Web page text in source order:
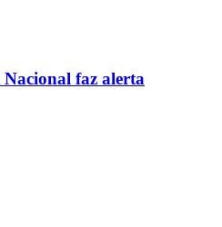
faz alerta